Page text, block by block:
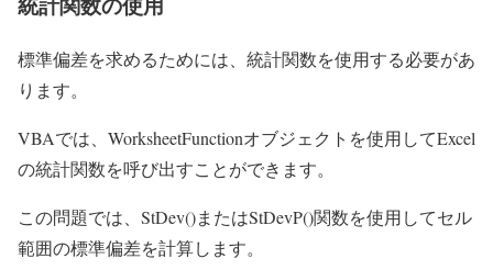
標準偏差を求めるためには、統計関数を使用する必要があ
ります。
VBAでは、WorksheetFunctionオブジェクトを使用してExcel
の統計関数を呼び出すことができます。
この問題では、StDev()またはStDevP()関数を使用してセル
範囲の標準偏差を計算します。